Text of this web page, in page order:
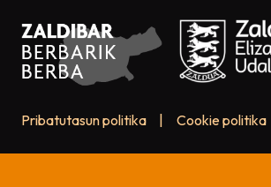
Pribatutasun politika Cookie politika